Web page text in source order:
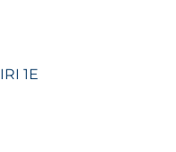
1E